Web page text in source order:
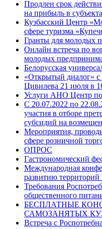
Продлен срок
на прибыль в
Кузбасский Центр
сфере туризма
Гранты для молодых
Онлайн встреча по
молодых
Белорусская
«Открытый диалог» с
Цивилева 21 июля в
Услуги АНО Центр
С 20.07.2022 по
участия в отборе
субсидий на
Мероприятия,
сфере розничной
ОПРОС
Гастрономический
Международная
развитию
Требования
общественного
БЕСПЛАТНЫЕ
САМОЗАНЯТЫХ
Встреча с